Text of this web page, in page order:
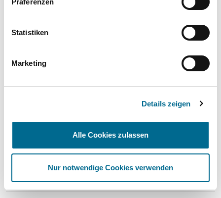
Präferenzen
Statistiken
Marketing
Details zeigen
Alle Cookies zulassen
Nur notwendige Cookies verwenden
Schnelle Verfügbarkeit
Flexible Laufzeiten ✔ - -
- -
Standorte